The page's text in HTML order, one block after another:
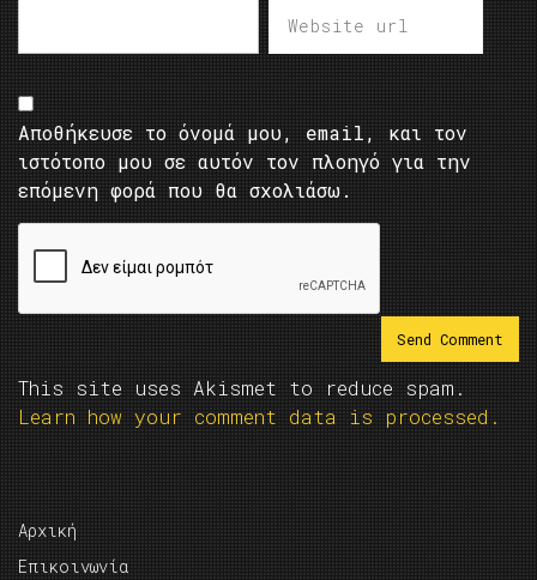
Αποθήκευσε το όνομά μου, email, και τον
ιστότοπο μου σε αυτόν τον πλοηγό για την
επόμενη φορά που θα σχολιάσω.
This site uses Akismet to reduce spam.
Learn how your comment data is processed.
Αρχική
Επικοινωνία